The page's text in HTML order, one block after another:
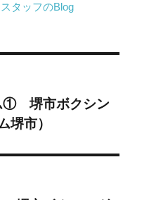
タッフのBlog
① 堺市ボクシン
堺市）